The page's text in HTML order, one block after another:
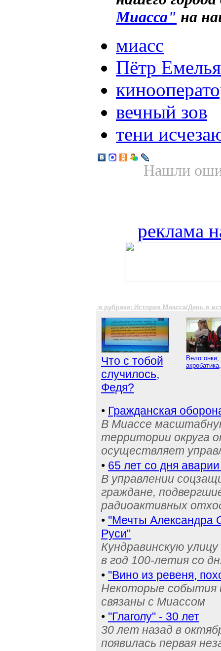
Миасса" на
миасс
Пётр
вечный зов
тени
Нашли
реклама
в рубрике: История Миасса/День в
Что с тобой
случилось,
Федя?
• Гражданская
В Миассе
территории округа
осуществляет
• 65 лет со дня
В управлении
граждане,
радиоактивных
• "Мечты Александра
Руси"
Кундравинскую
в год 100-летия со
• "Вино из ревеня,
Некоторые события
связаны с Миассом
• "Глаголу" - 30 лет
30 лет назад в
появилась первая